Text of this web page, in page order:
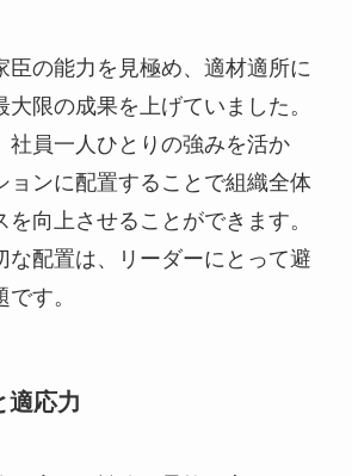
臣の能力を見極め、適材適所に
限の成果を上げていました。
社員一人ひとりの強みを活か
ョンに配置することで組織全体
向上させることができます。
な配置は、リーダーにとって避
す。
適応力